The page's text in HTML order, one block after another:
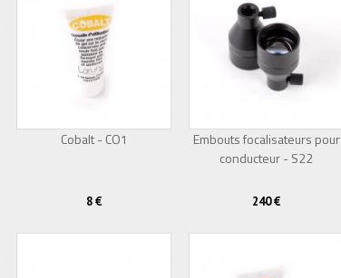
Cobalt - CO1
8 €
Embouts focalisateurs pour
conducteur - S22
240 €